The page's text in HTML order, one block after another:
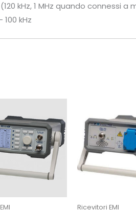
(120 kHz, 1 MHz quando connessi
100 kHz
Ricevitori EMI